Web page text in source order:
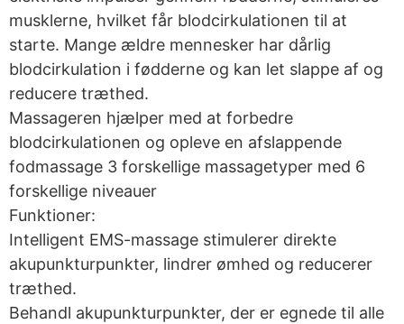
musklerne, hvilket får blodcirkulationen til at
starte. Mange ældre mennesker har dårlig
blodcirkulation i fødderne og kan let slappe af og
reducere træthed.
Massageren hjælper med at forbedre
blodcirkulationen og opleve en afslappende
fodmassage 3 forskellige massagetyper med 6
forskellige niveauer
Funktioner:
Intelligent EMS-massage stimulerer direkte
akupunkturpunkter, lindrer ømhed og reducerer
træthed.
Behandl akupunkturpunkter, der er egnede til alle